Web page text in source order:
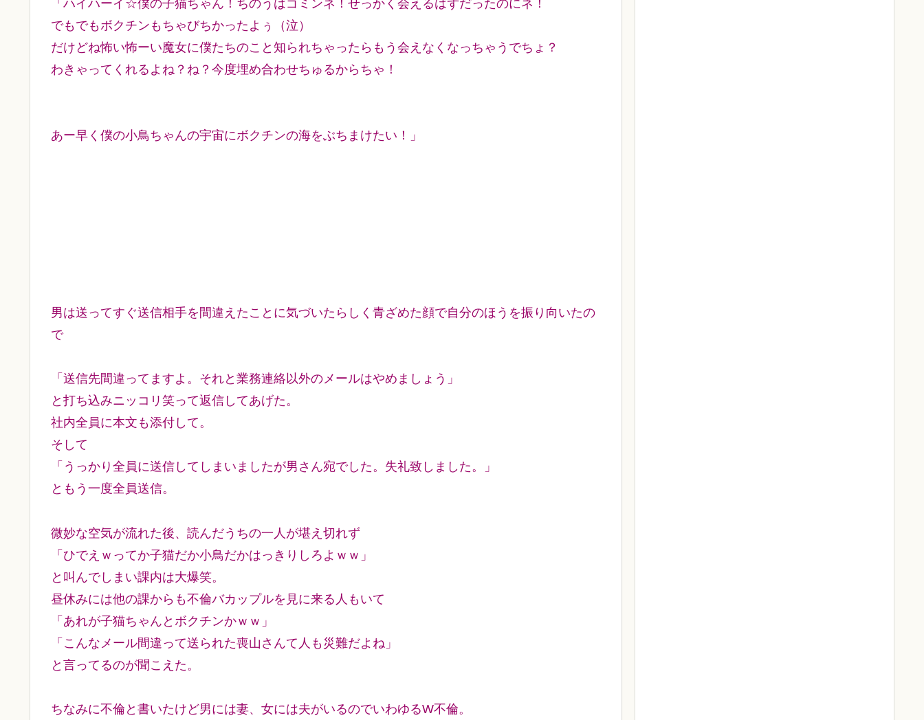
「ハイハーイ☆僕の子猫ちゃん！ちのうはゴミンネ！せっかく会えるはずだったのにネ！
でもでもボクチンもちゃびちかったよぅ（泣）
だけどね怖い怖ーい魔女に僕たちのこと知られちゃったらもう会えなくなっちゃうでちょ？
わきゃってくれるよね？ね？今度埋め合わせちゅるからちゃ！
あー早く僕の小鳥ちゃんの宇宙にボクチンの海をぶちまけたい！」
男は送ってすぐ送信相手を間違えたことに気づいたらしく青ざめた顔で自分のほうを振り向いたの
で
「送信先間違ってますよ。それと業務連絡以外のメールはやめましょう」
と打ち込みニッコリ笑って返信してあげた。
社内全員に本文も添付して。
そして
「うっかり全員に送信してしまいましたが男さん宛でした。失礼致しました。」
ともう一度全員送信。
微妙な空気が流れた後、読んだうちの一人が堪え切れず
「ひでえｗってか子猫だか小鳥だかはっきりしろよｗｗ」
と叫んでしまい課内は大爆笑。
昼休みには他の課からも不倫バカップルを見に来る人もいて
「あれが子猫ちゃんとボクチンかｗｗ」
「こんなメール間違って送られた喪山さんて人も災難だよね」
と言ってるのが聞こえた。
ちなみに不倫と書いたけど男には妻、女には夫がいるのでいわゆるW不倫。